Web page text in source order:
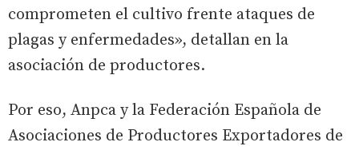
comprometen el cultivo frente ataques de
plagas y enfermedades», detallan en la
asociación de productores.
Por eso, Anpca y la Federación Española de
Asociaciones de Productores Exportadores de